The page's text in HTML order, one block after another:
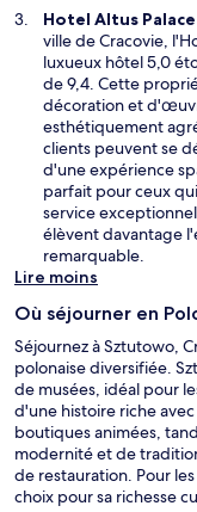
Hotel Altus
ville de Cracovie,
luxueux hôtel 5,0
de 9,4. Cette
décoration et
esthétiquement
clients peuvent se
d'une expérience
parfait pour ceux
service
élèvent davantage
remarquable.
Lire moins
Où séjourner en
Séjournez à Sztutowo,
polonaise diversifiée.
de musées, idéal pour
d'une histoire riche
boutiques animées,
modernité et de
de restauration. Pour
choix pour sa richesse